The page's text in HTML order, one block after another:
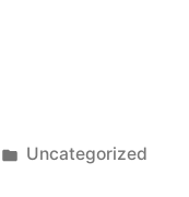
Posted
Uncategorized